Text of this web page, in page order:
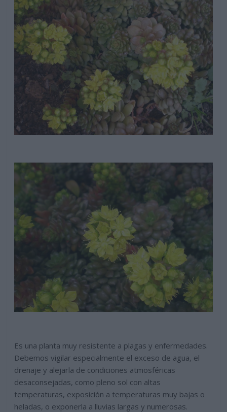
Es una planta muy resistente a plagas y enfermedades.
Debemos vigilar especialmente el exceso de agua, el
drenaje y alejarla de condiciones atmosféricas
desaconsejadas, como pleno sol con altas
temperaturas, exposición a temperaturas muy bajas o
heladas, o exponerla a lluvias largas y numerosas.